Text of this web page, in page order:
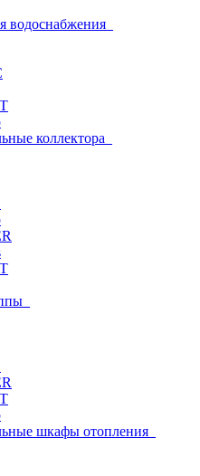
водоснабжения
коллектора
шкафы отопления